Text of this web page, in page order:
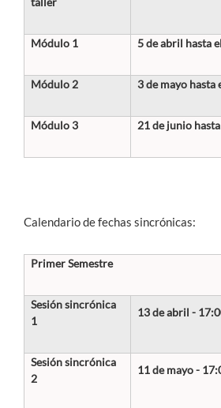
Módulo 1 5 de abril hasta
Módulo 2 3 de mayo hasta
Módulo 3 21 de junio
Calendario de fechas sincrónicas:
Primer Semestre
Sesión sincrónica
1
13 de abril -
Sesión sincrónica
2
11 de mayo -